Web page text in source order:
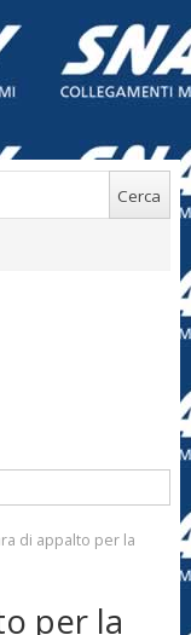
di appalto per la
per la